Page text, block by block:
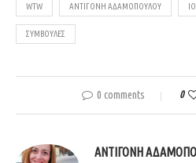
WTW ΑΝΤΙΓΌΝΗ ΑΔΑΜΟΠΟΎΛΟΥ
ΣΥΜΒΟΥΛΈΣ
0 comments 0
ΑΝΤΙΓΌΝΗ